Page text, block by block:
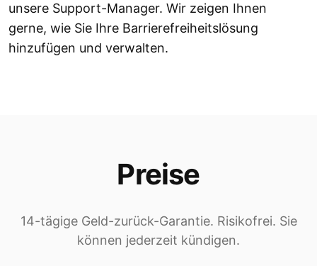
unsere Support-Manager. Wir zeigen Ihnen
gerne, wie Sie Ihre Barrierefreiheitslösung
hinzufügen und verwalten.
Preise
14-tägige Geld-zurück-Garantie. Risikofrei. Sie
können jederzeit kündigen.